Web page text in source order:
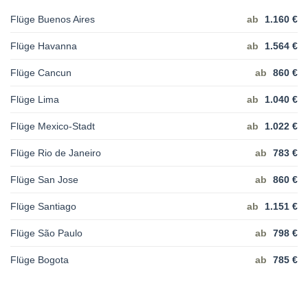
Flüge Buenos Aires ab 1.160 €
Flüge Havanna ab 1.564 €
Flüge Cancun ab 860 €
Flüge Lima ab 1.040 €
Flüge Mexico-Stadt ab 1.022 €
Flüge Rio de Janeiro ab 783 €
Flüge San Jose ab 860 €
Flüge Santiago ab 1.151 €
Flüge São Paulo ab 798 €
Flüge Bogota ab 785 €